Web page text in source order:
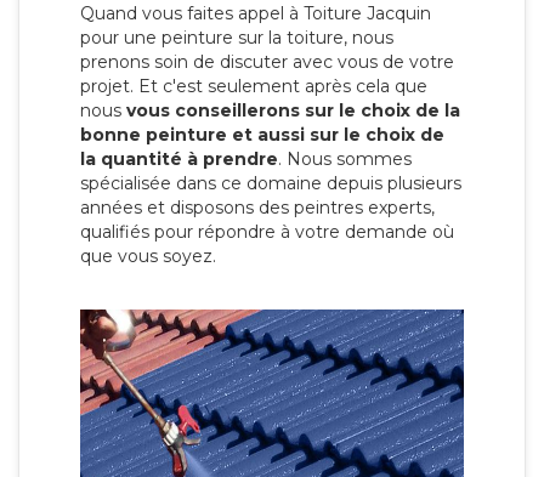
Quand vous faites appel à Toiture Jacquin
pour une peinture sur la toiture, nous
prenons soin de discuter avec vous de votre
projet. Et c'est seulement après cela que
nous vous conseillerons sur le choix de la
bonne peinture et aussi sur le choix de
la quantité à prendre. Nous sommes
spécialisée dans ce domaine depuis plusieurs
années et disposons des peintres experts,
qualifiés pour répondre à votre demande où
que vous soyez.